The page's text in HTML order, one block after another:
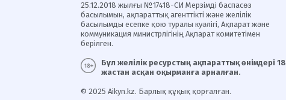
25.12.2018 жылғы №17418-СИ Мерзімді баспасөз
басылымын, ақпараттық агенттікті және желілік
басылымды есепке қою туралы куәлігі, Ақпарат және
коммуникация министрлігінің Ақпарат комитетімен
берілген.
Бұл желілік ресурстың ақпараттық өнімдері 18
жастан асқан оқырманға арналған.
© 2025 Aikyn.kz. Барлық құқық қорғалған.